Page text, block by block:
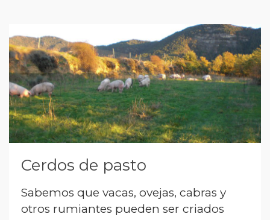
Cerdos de pasto
Sabemos que vacas, ovejas, cabras y
otros rumiantes pueden ser criados